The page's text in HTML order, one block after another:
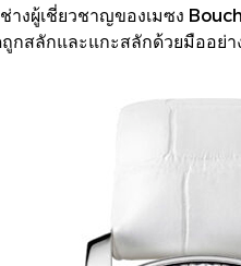
งผู้เชี่ยวชาญของเมซง
ถูกสลักและแกะสลักด้วยมือ